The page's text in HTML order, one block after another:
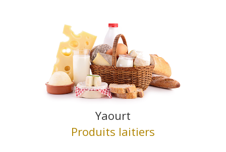
Yaourt
Produits laitiers